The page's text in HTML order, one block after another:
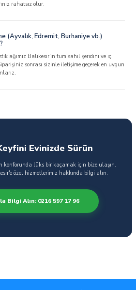
rahatsız olur.
(Ayvalık, Edremit, Burhaniye vb.)
ağımız Balıkesir'in tüm sahil şeridini ve iç
sonrası sizinle iletişime geçerek en uygun
Evinizde Sürün
konforunda lüks bir kaçamak için bize ulaşın.
özel hizmetlerimiz hakkında bilgi alın.
Bilgi Alın: 0216 597 17 96